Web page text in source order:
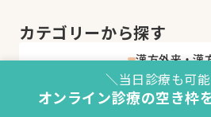
カテゴリーから探す
漢方外来・漢
＼当日診療も可
オンライン診療の空き枠